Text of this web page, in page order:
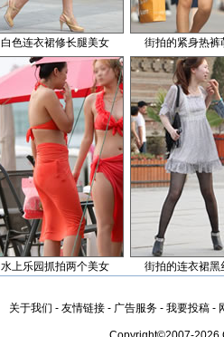
白色连衣裙修长腿美女 街拍的紧身热裤
水上乐园抓拍两个美女 街拍的连衣裙黑
关于我们 - 友情链接 - 广告服务 - 我要投稿 -